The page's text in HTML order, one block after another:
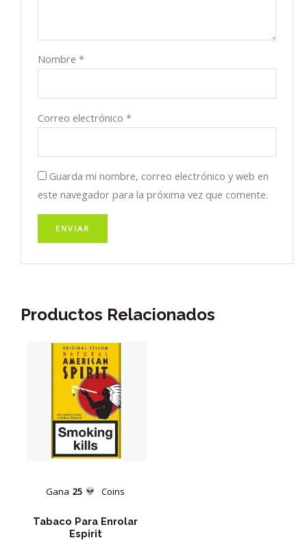
Nombre*
Correo electrónico*
Guarda mi nombre, correo electrónico y web en
este navegador para la próxima vez que comente.
Productos Relacionados
Gana 25 Coins
Tabaco Para Enrolar
Espirit